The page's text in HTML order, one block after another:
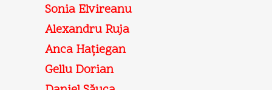
Sonia Elvireanu
Alexandru Ruja
Anca Haţiegan
Gellu Dorian